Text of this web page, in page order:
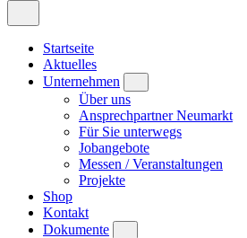
Startseite
Aktuelles
Unternehmen
Über uns
Ansprechpartner Neumarkt
Für Sie unterwegs
Jobangebote
Messen / Veranstaltungen
Projekte
Shop
Kontakt
Dokumente